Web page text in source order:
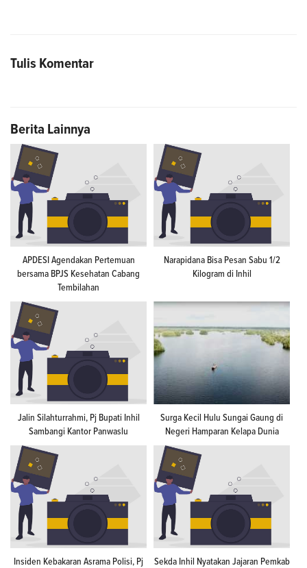
Tulis Komentar
Berita Lainnya
APDESI Agendakan Pertemuan
bersama BPJS Kesehatan Cabang
Tembilahan
Narapidana Bisa Pesan Sabu 1/2
Kilogram di Inhil
Jalin Silahturrahmi, Pj Bupati Inhil
Sambangi Kantor Panwaslu
Surga Kecil Hulu Sungai Gaung di
Negeri Hamparan Kelapa Dunia
Insiden Kebakaran Asrama Polisi, Pj
Sekda Inhil Nyatakan Jajaran Pemkab